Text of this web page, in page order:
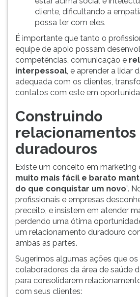
cliente, dificultando a
possa ter com eles.
É importante que tanto o
equipe de apoio possam
competências, comunicação e
interpessoal, e aprender a lidar
adequada com os clientes,
contatos com este em
Construindo
relacionamentos
duradouros
Existe um conceito em marketing
muito mais fácil e barato
do que conquistar um novo”.
profissionais e empresas
preceito, e insistem em atender
perdendo uma ótima
um relacionamento duradouro
ambas as partes.
Sugerimos algumas ações que os
colaboradores da área de saúde
para consolidarem
com seus clientes: